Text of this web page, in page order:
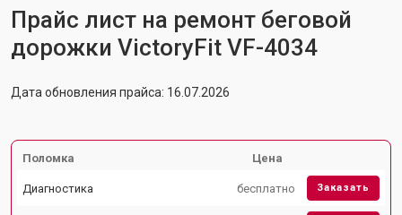
Прайс лист на ремонт беговой
дорожки VictoryFit VF-4034
Дата обновления прайса: 16.07.2026
Поломка Цена
Диагностика бесплатно Заказать